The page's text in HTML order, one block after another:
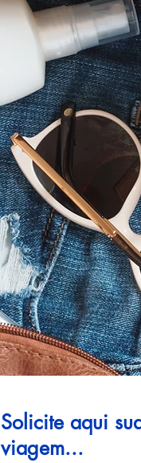
Solicite aqui
viagem...